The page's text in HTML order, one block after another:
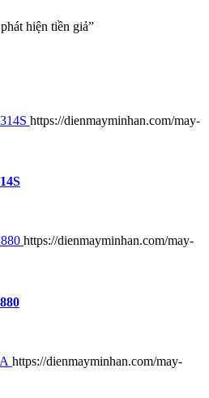
hiện tiền giả”
https://dienmayminhan.com/may-
https://dienmayminhan.com/may-
https://dienmayminhan.com/may-